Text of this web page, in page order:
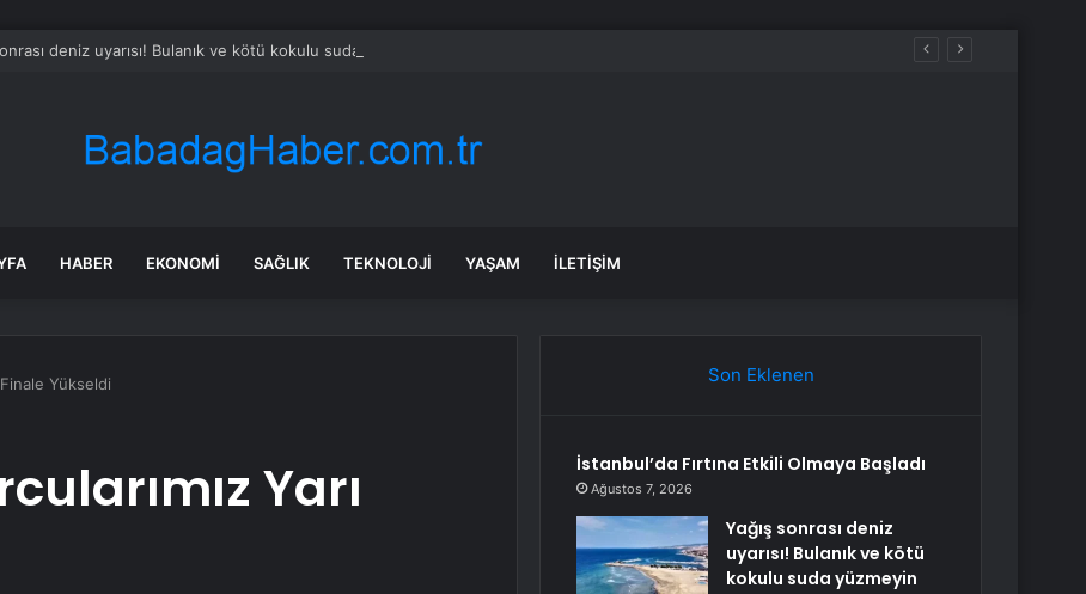
deniz uyarısı! Bulanık ve kötü kokulu suda yüzmeyin
HABER EKONOMI SAĞLIK TEKNOLOJI YAŞAM İLETIŞIM
Yükseldi
Yarı
Son Eklenen
İstanbul’da Fırtına Etkili Olmaya Başladı
Ağustos 7, 2026
Yağış sonrası deniz
uyarısı! Bulanık ve kötü
kokulu suda yüzmeyin